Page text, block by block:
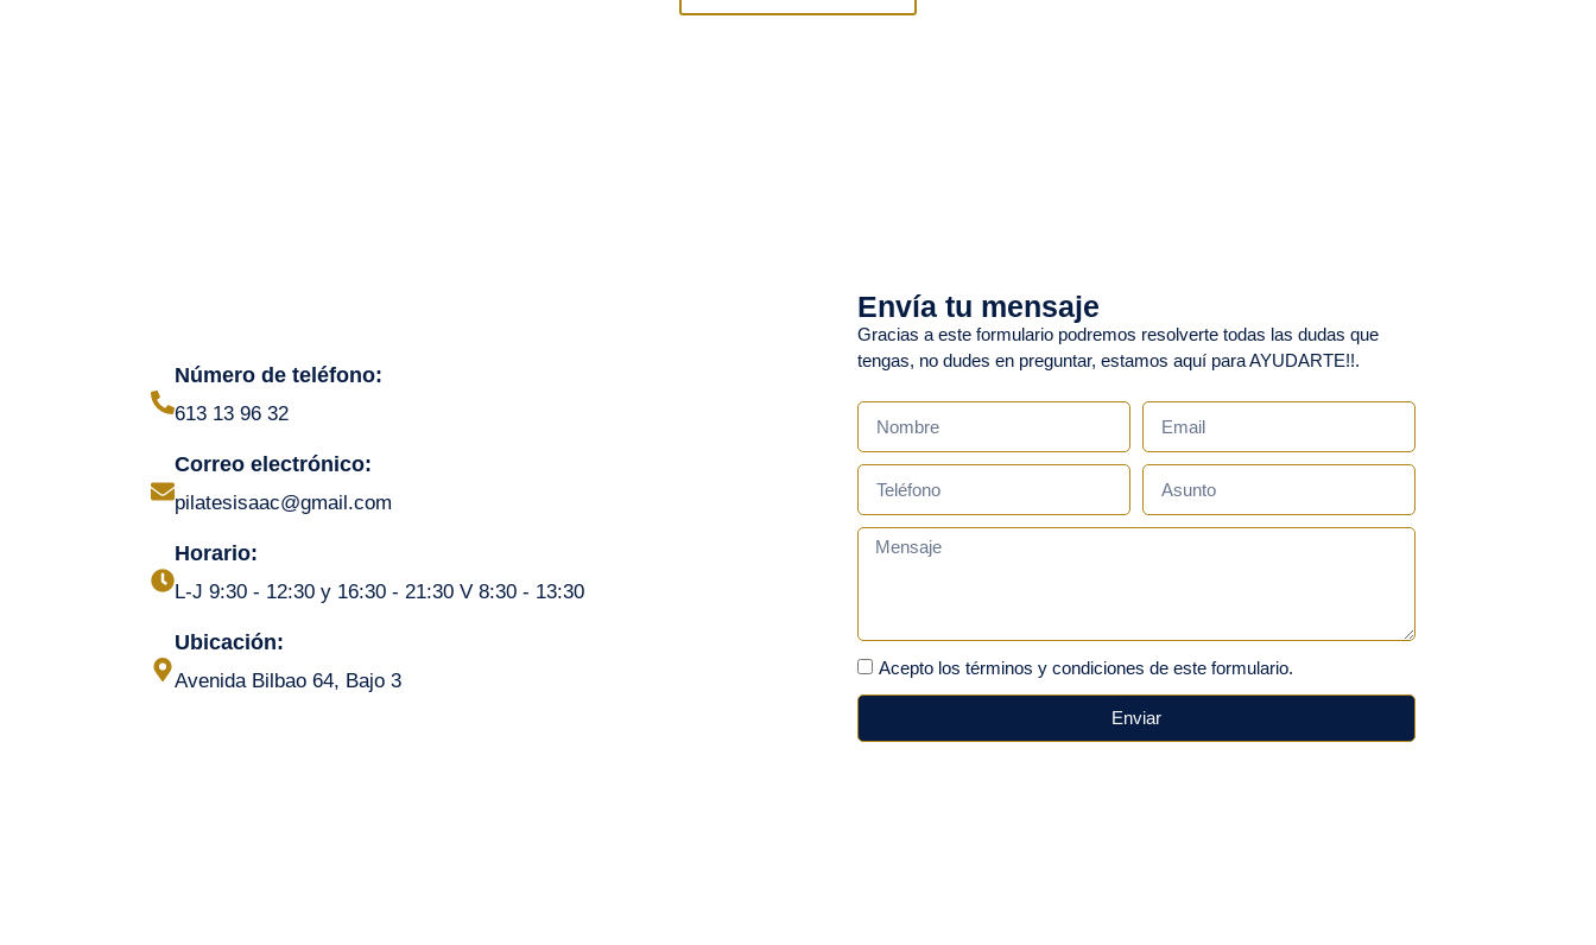
Número de teléfono:
613 13 96 32
Correo electrónico:
pilatesisaac@gmail.com
Horario:
L-J 9:30 - 12:30 y 16:30 - 21:30 V 8:30 - 13:30
Ubicación:
Avenida Bilbao 64, Bajo 3
Envía tu mensaje
Gracias a este formulario podremos resolverte todas las dudas que
tengas, no dudes en preguntar, estamos aquí para AYUDARTE!!.
Acepto los términos y condiciones de este formulario.
Enviar